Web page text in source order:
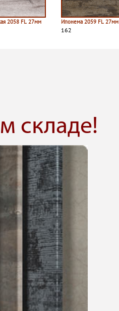
2058 FL 27мм Ипонема 2059 FL 27мм
162
складе!